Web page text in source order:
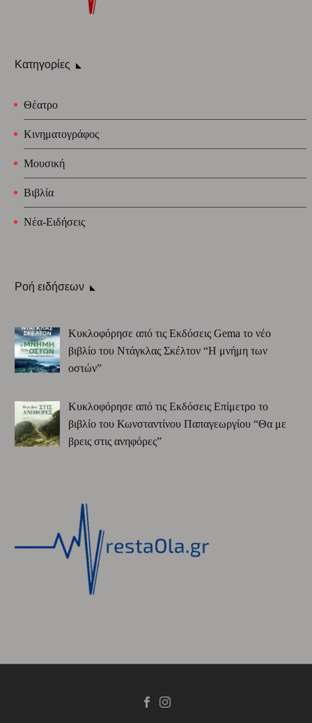
Κατηγορίες
Θέατρο
Κινηματογράφος
Μουσική
Βιβλία
Νέα-Ειδήσεις
Ροή ειδήσεων
Κυκλοφόρησε από τις Εκδόσεις Gema το νέο
βιβλίο του Ντάγκλας Σκέλτον “Η μνήμη των
οστών”
Κυκλοφόρησε από τις Εκδόσεις Επίμετρο το
βιβλίο του Κωνσταντίνου Παπαγεωργίου “Θα με
βρεις στις ανηφόρες”